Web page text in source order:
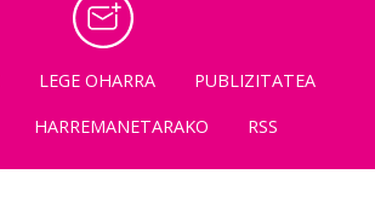
LEGE OHARRA
PUBLIZITATEA
HARREMANETARAKO RSS